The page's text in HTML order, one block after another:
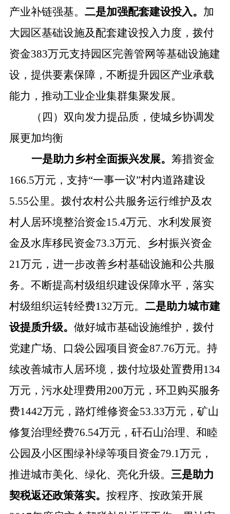
产业补链强基。 二是加强配套建设投入。 加
大园区基础设施及配套建设投入力度，拨付
资金383万元支持园区完善管网等基础设施建
设，提供要素保障，不断提升园区产业承载
能力，推动工业企业集群集聚发展。
（四）双向发力提品质，使城乡协调发
展更加均衡
一是助力 乡村全面振兴发展。 筹措资金
166.5万元，支持“一事一议”村内道路建设
5.55公里。拨付农村公共服务运行维护及农
村人居环境整治资金15.4万元、水利发展资
金及水库移民资金73.3万元、乡村振兴资金
21万元，进一步改善乡村基础设施和公共服
务。不断提高村级组织建设保障水平，落实
村级组织运转经费132万元。 二是助力城市建
设提质升级。 做好城市基础设施维护，拨付
党建广场、口袋公园项目资金87.76万元。持
续改善城市人居环境，拨付垃圾处置费用134
万元 ， 污水处理费用200万元 ， 环卫购买服务
费1442万元，路灯维修资金53.33万元，矿山
修复治理经费76.54万元，矸石山治理、和睦
公园及小区围绿补绿等项目资金79.1万元，
推进城市美化、绿化、亮化升级。 三是助力
契税返还政策落实。 按程序、按政策开展